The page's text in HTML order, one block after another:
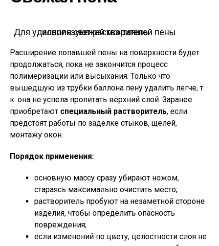
Для удаления свежей монтажной пены используют растворитель
Расширение попавшей пены на поверхности будет
продолжаться, пока не закончится процесс
полимеризации или высыхания. Только что
вышедшую из трубки баллона пену удалить легче, т.
к. она не успела пропитать верхний слой. Заранее
приобретают специальный растворитель, если
предстоят работы по заделке стыков, щелей,
монтажу окон.
Порядок применения:
основную массу сразу убирают ножом,
стараясь максимально очистить место;
растворитель пробуют на незаметной стороне
изделия, чтобы определить опасность
повреждения;
если изменений по цвету, целостности слоя не